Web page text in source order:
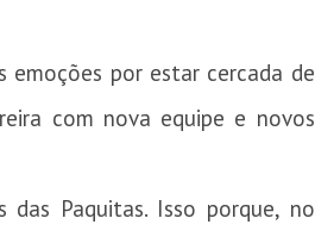
emoções por estar cercada de
com nova equipe e novos
Paquitas. Isso porque, no